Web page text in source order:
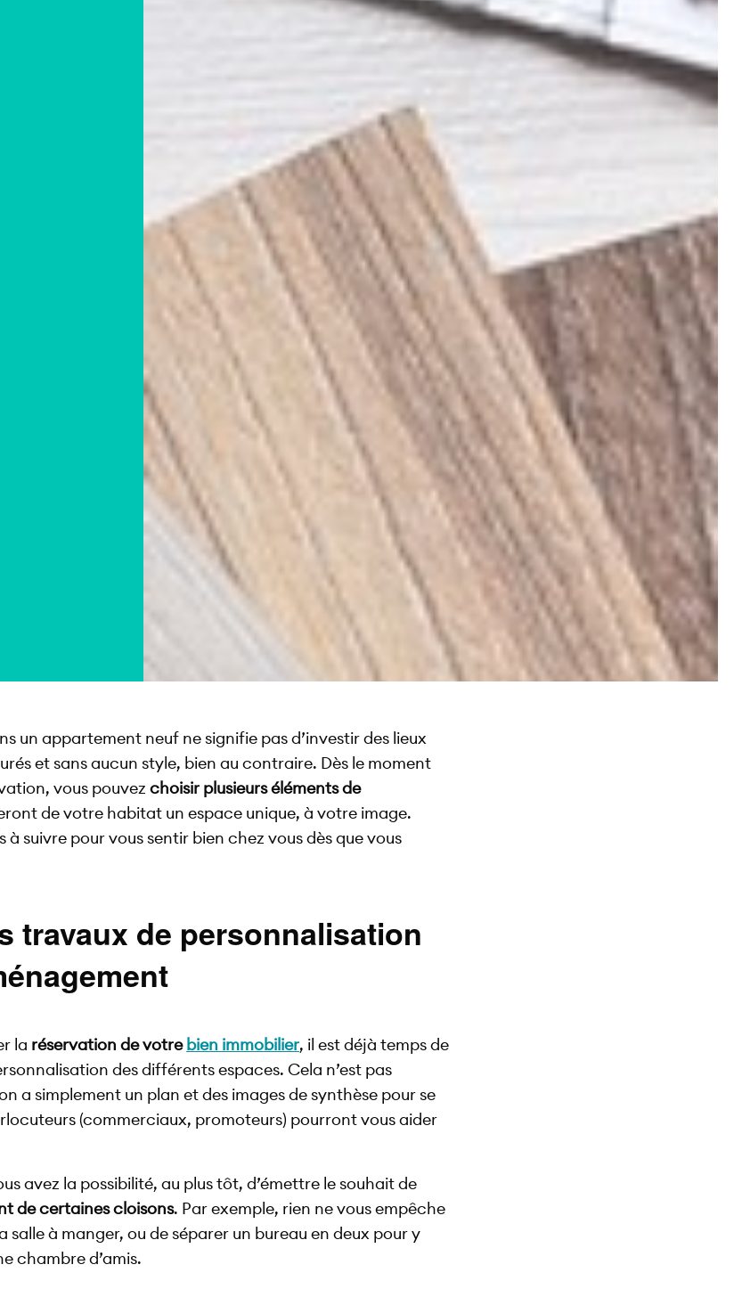
un appartement neuf ne signifie pas d’investir des lieux
et sans aucun style, bien au contraire. Dès le moment
vous pouvez choisir plusieurs éléments de
de votre habitat un espace unique, à votre image.
à suivre pour vous sentir bien chez vous dès que vous
travaux de personnalisation
la réservation de votrebien immobilier, il est déjà temps de
des différents espaces. Cela n’est pas
a simplement un plan et des images de synthèse pour se
(commerciaux, promoteurs) pourront vous aider
avez la possibilité, au plus tôt, d’émettre le souhait de
de certaines cloisons. Par exemple, rien ne vous empêche
salle à manger, ou de séparer un bureau en deux pour y
chambre d’amis.